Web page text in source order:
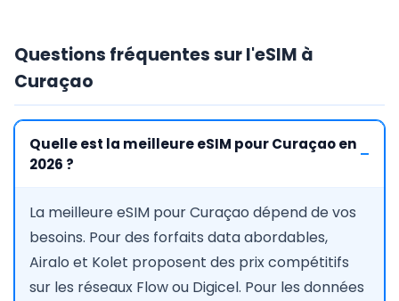
Questions fréquentes sur l'eSIM à
Curaçao
Quelle est la meilleure eSIM pour Curaçao en
2026 ?
La meilleure eSIM pour Curaçao dépend de vos
besoins. Pour des forfaits data abordables,
Airalo et Kolet proposent des prix compétitifs
sur les réseaux Flow ou Digicel. Pour les données